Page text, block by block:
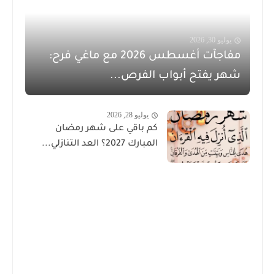
يوليو 30, 2026
مفاجآت أغسطس 2026 مع ماغي فرح:
شهر يفتح أبواب الفرص...
يوليو 28, 2026
كم باقي على شهر رمضان
المبارك 2027؟ العد التنازلي...